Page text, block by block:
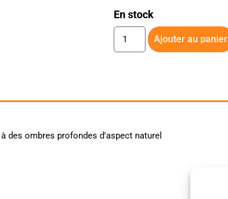
En stock
Ajouter au panier
des ombres profondes d'aspect naturel